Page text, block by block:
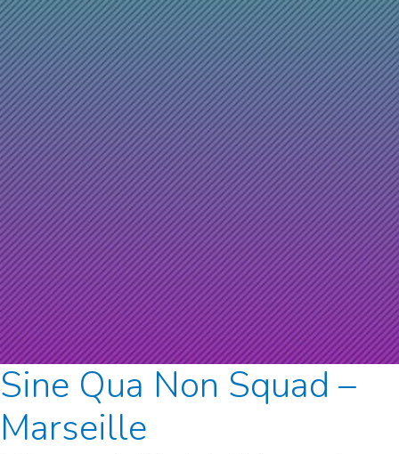
Sine Qua Non Squad –
Marseille